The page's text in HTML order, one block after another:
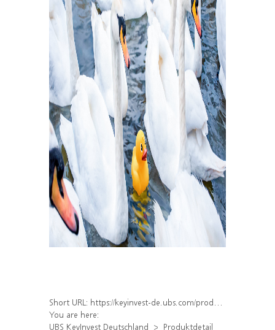
Short URL: https://keyinvest-de.ubs.com/produkt/detail/index/isin/DE000WA9NYR9
You are here:
UBS KeyInvest Deutschland
Produktdetail